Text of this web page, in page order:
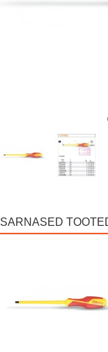
SARNASED